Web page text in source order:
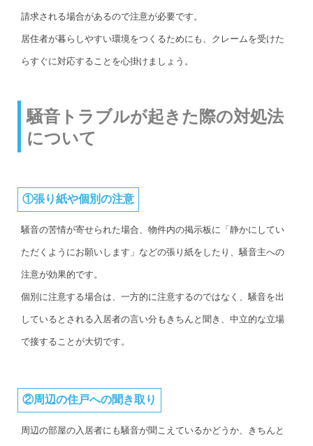
請求される場合があるので注意が必要です。
居住者が暮らしやすい環境をつくるためにも、クレームを受けた
らすぐに対応することを心掛けましょう。
騒音トラブルが起きた際の対処法
について
①張り紙や個別の注意
騒音の苦情が寄せられた場合、物件内の掲示板に「静かにしてい
ただくようにお願いします」などの張り紙をしたり、騒音主への
注意が効果的です。
個別に注意する場合は、一方的に注意するのではなく、騒音を出
しているとされる入居者の言い分もきちんと聞き、中立的な立場
で接することが大切です。
②周辺の住戸への聞き取り
周辺の部屋の入居者にも騒音が聞こえているかどうか、きちんと